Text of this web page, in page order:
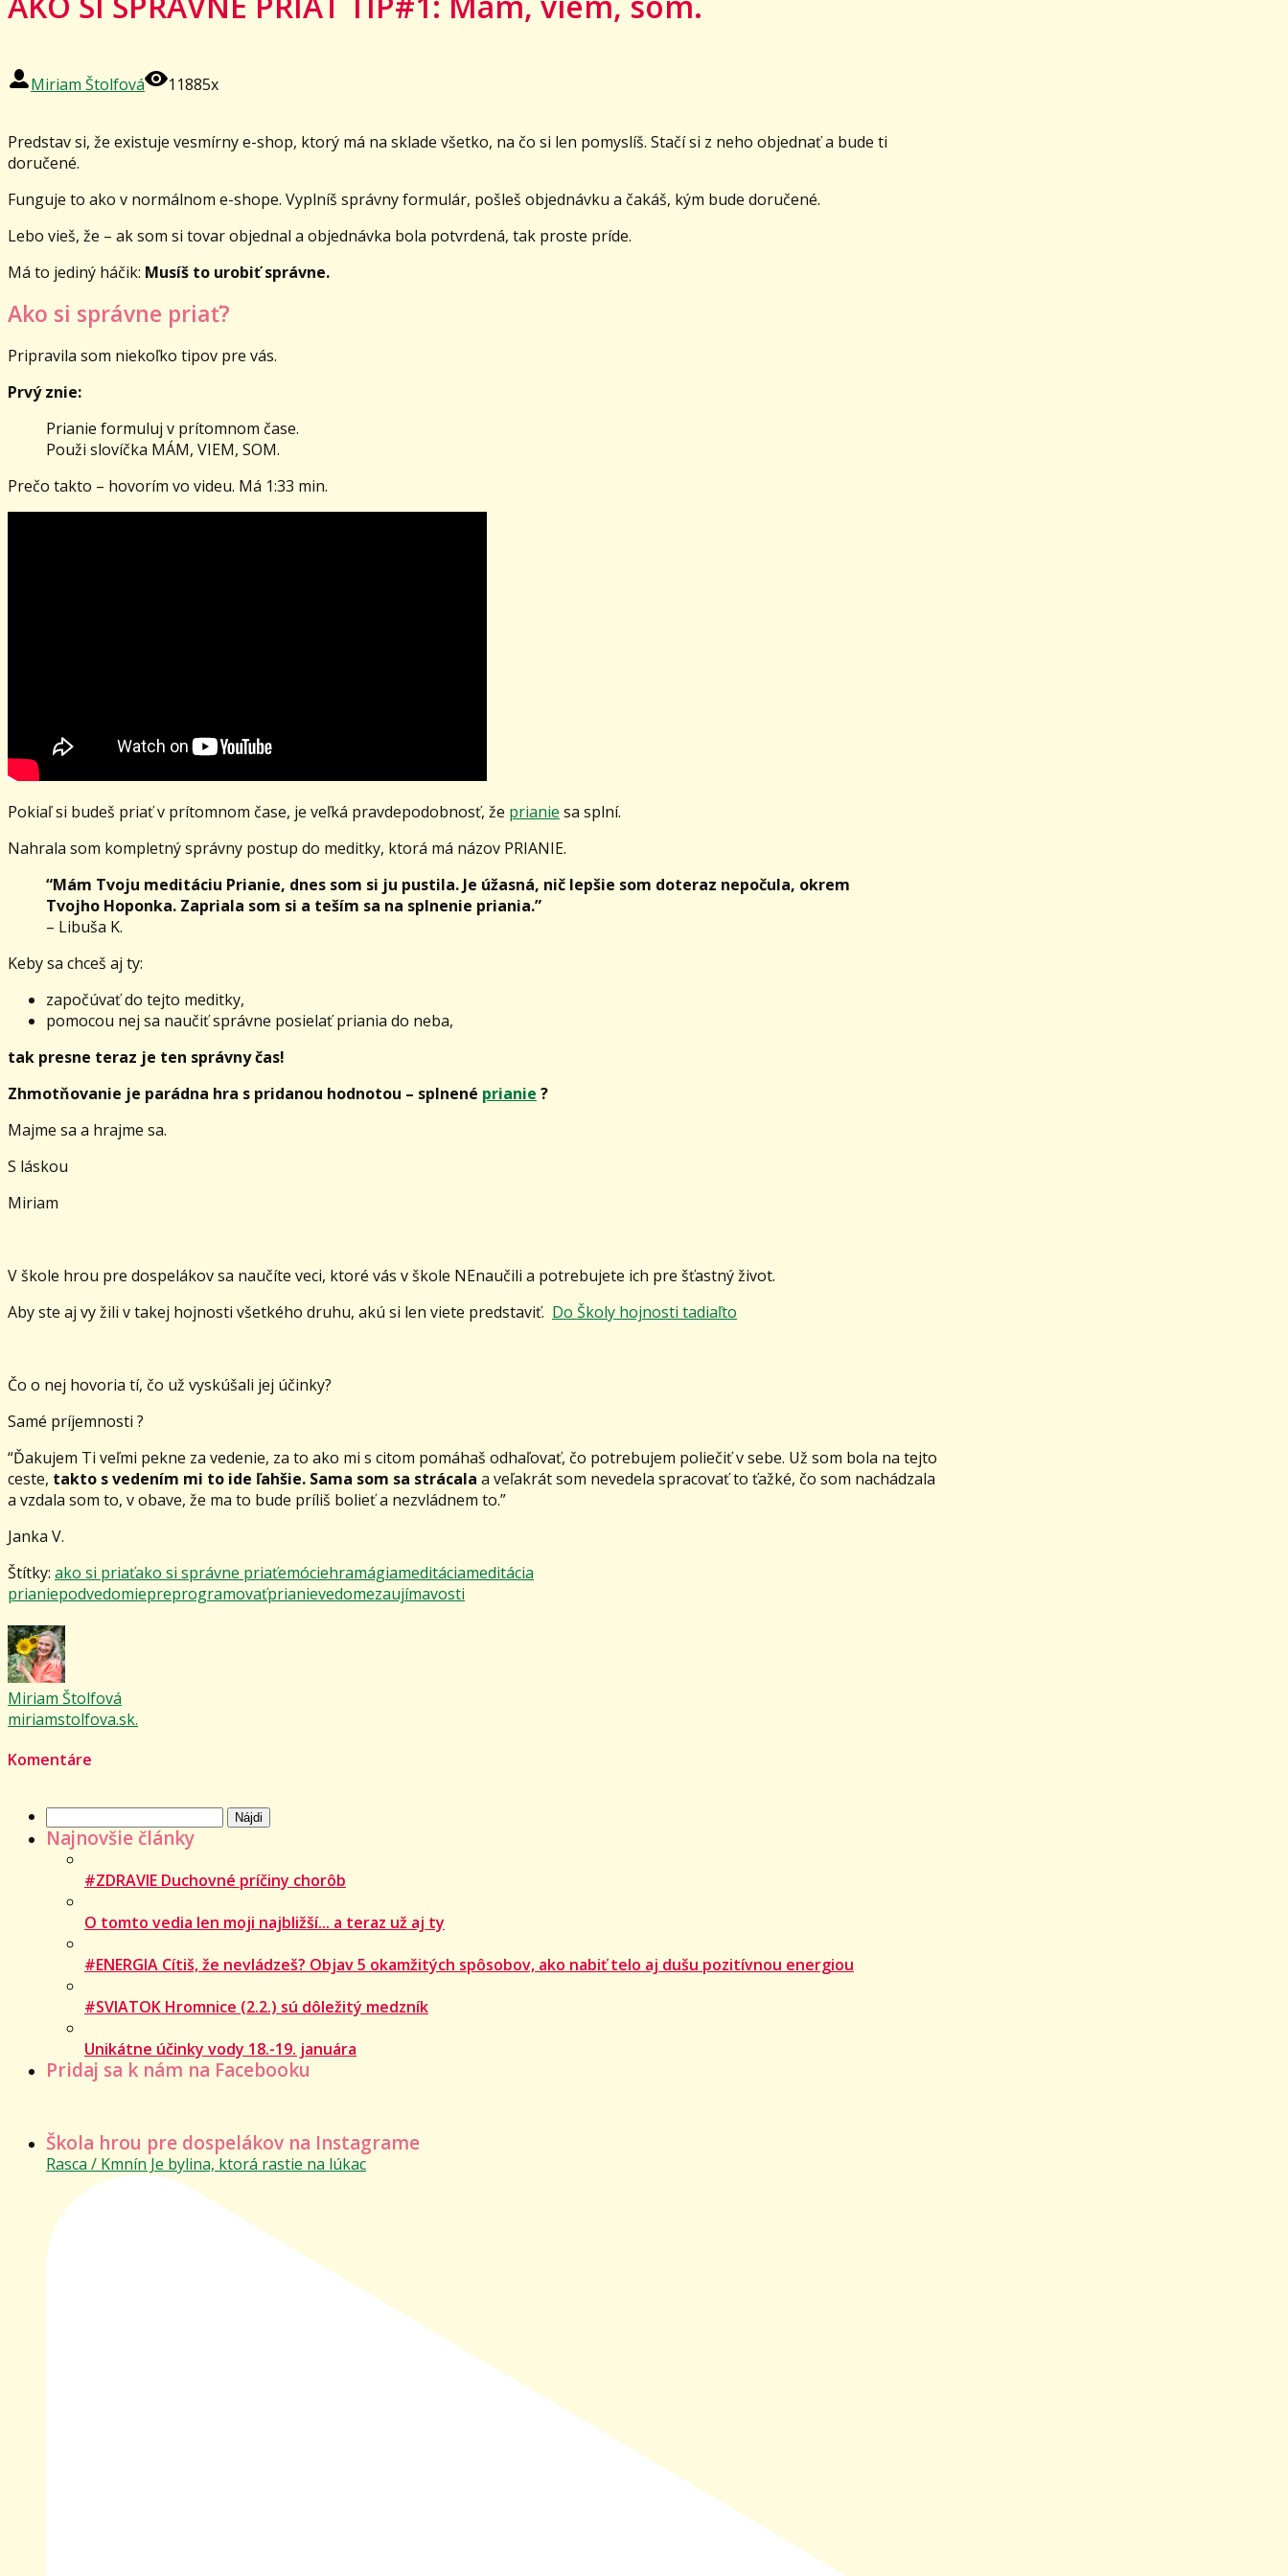
Miriam Štolfová 11885x
Predstav si, že existuje vesmírny e-shop, ktorý má na sklade všetko, na čo si len pomyslíš. Stačí si z neho objednať a bude ti
doručené.
Funguje to ako v normálnom e-shope. Vyplníš správny formulár, pošleš objednávku a čakáš, kým bude doručené.
Lebo vieš, že – ak som si tovar objednal a objednávka bola potvrdená, tak proste príde.
Má to jediný háčik: Musíš to urobiť správne.
Ako si správne priať?
Pripravila som niekoľko tipov pre vás.
Prvý znie:
Prianie formuluj v prítomnom čase.
Použi slovíčka MÁM, VIEM, SOM.
Prečo takto – hovorím vo videu. Má 1:33 min.
Pokiaľ si budeš priať v prítomnom čase, je veľká pravdepodobnosť, že prianie sa splní.
Nahrala som kompletný správny postup do meditky, ktorá má názov PRIANIE.
“Mám Tvoju meditáciu Prianie, dnes som si ju pustila. Je úžasná, nič lepšie som doteraz nepočula, okrem
Tvojho Hoponka. Zapriala som si a teším sa na splnenie priania.”
– Libuša K.
Keby sa chceš aj ty:
započúvať do tejto meditky,
pomocou nej sa naučiť správne posielať priania do neba,
tak presne teraz je ten správny čas!
Zhmotňovanie je parádna hra s pridanou hodnotou – splnené prianie ?
Majme sa a hrajme sa.
S láskou
Miriam
V škole hrou pre dospelákov sa naučíte veci, ktoré vás v škole NEnaučili a potrebujete ich pre šťastný život.
Aby ste aj vy žili v takej hojnosti všetkého druhu, akú si len viete predstaviť. Do Školy hojnosti tadiaľto
Čo o nej hovoria tí, čo už vyskúšali jej účinky?
Samé príjemnosti ?
“Ďakujem Ti veľmi pekne za vedenie, za to ako mi s citom pomáhaš odhaľovať, čo potrebujem poliečiť v sebe. Už som bola na tejto
ceste, takto s vedením mi to ide ľahšie. Sama som sa strácala a veľakrát som nevedela spracovať to ťažké, čo som nachádzala
a vzdala som to, v obave, že ma to bude príliš bolieť a nezvládnem to.”
Janka V.
Štítky: ako si priaťako si správne priaťemóciehramágiameditáciameditácia
prianiepodvedomiepreprogramovaťprianievedomezaujímavosti
Miriam Štolfová
miriamstolfova.sk.
Komentáre
Hľadať:
Najnovšie články
#ZDRAVIE Duchovné príčiny chorôb
O tomto vedia len moji najbližší... a teraz už aj ty
#ENERGIA Cítiš, že nevládzeš? Objav 5 okamžitých spôsobov, ako nabiť telo aj dušu pozitívnou energiou
#SVIATOK Hromnice (2.2.) sú dôležitý medzník
Unikátne účinky vody 18.-19. januára
Pridaj sa k nám na Facebooku
Škola hrou pre dospelákov na Instagrame
Rasca / Kmnín Je bylina, ktorá rastie na lúkac